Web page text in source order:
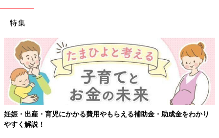
特集
妊娠・出産・育児にかかる費用やもらえる補助金・助成金をわかり
やすく解説！